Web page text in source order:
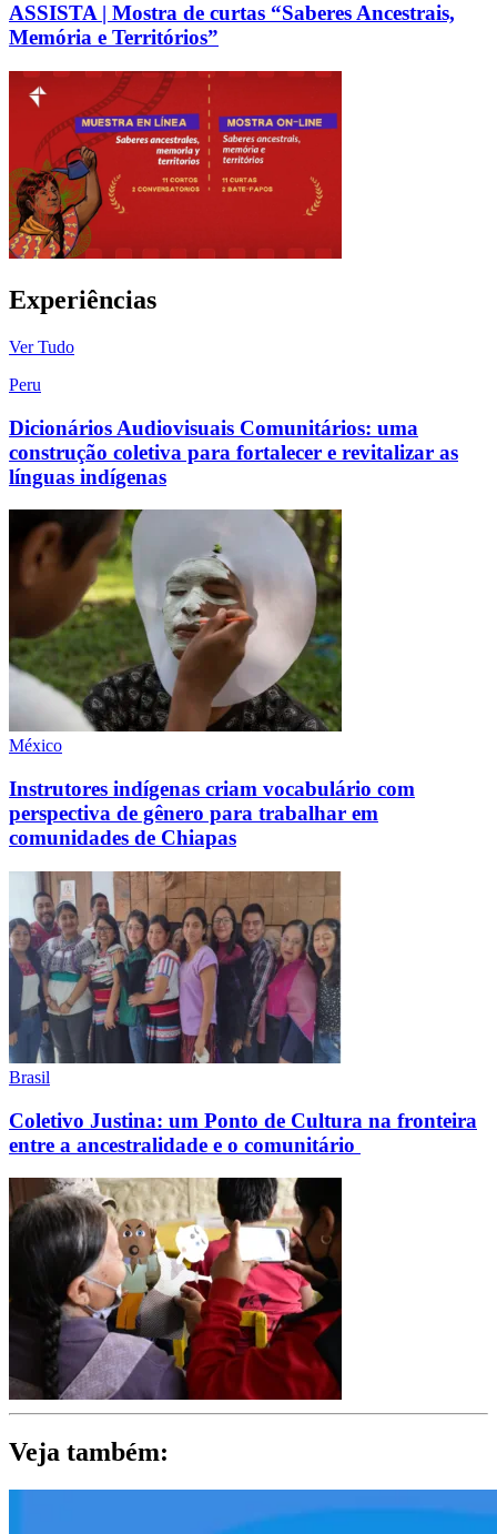
ASSISTA | Mostra de curtas “Saberes Ancestrais,
Memória e Territórios”
Experiências
Ver Tudo
Peru
Dicionários Audiovisuais Comunitários: uma
construção coletiva para fortalecer e revitalizar as
línguas indígenas
México
Instrutores indígenas criam vocabulário com
perspectiva de gênero para trabalhar em
comunidades de Chiapas
Brasil
Coletivo Justina: um Ponto de Cultura na fronteira
entre a ancestralidade e o comunitário
Veja também: